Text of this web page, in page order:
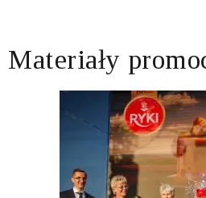
Materiały